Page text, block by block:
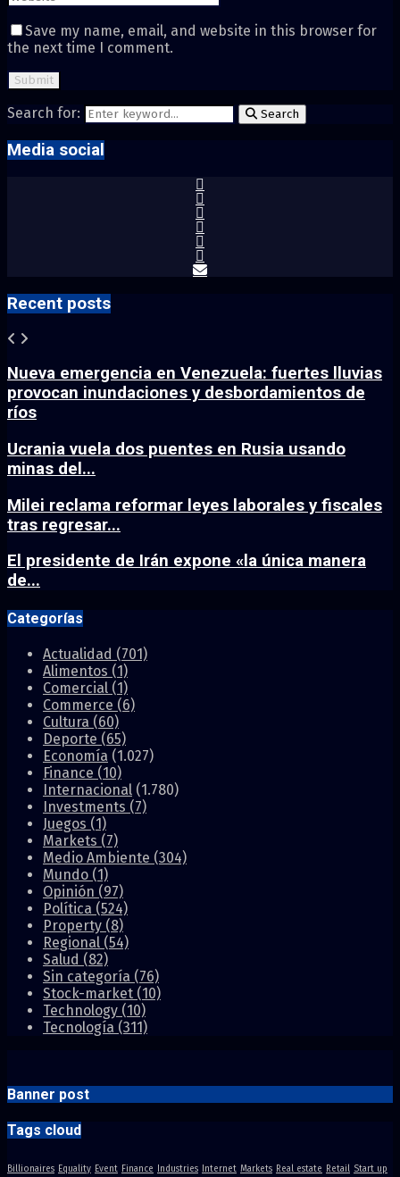
Save my name, email, and website in this browser for
the next time I comment.
Search for: Search
Media social
Recent posts
Nueva emergencia en Venezuela: fuertes lluvias
provocan inundaciones y desbordamientos de
ríos
Ucrania vuela dos puentes en Rusia usando
minas del...
Milei reclama reformar leyes laborales y fiscales
tras regresar...
El presidente de Irán expone «la única manera
de...
Categorías
Actualidad (701)
Alimentos (1)
Comercial (1)
Commerce (6)
Cultura (60)
Deporte (65)
Economía (1.027)
Finance (10)
Internacional (1.780)
Investments (7)
Juegos (1)
Markets (7)
Medio Ambiente (304)
Mundo (1)
Opinión (97)
Política (524)
Property (8)
Regional (54)
Salud (82)
Sin categoría (76)
Stock-market (10)
Technology (10)
Tecnología (311)
Banner post
Tags cloud
Billionaires Equality Event Finance Industries Internet Markets Real estate Retail Start up